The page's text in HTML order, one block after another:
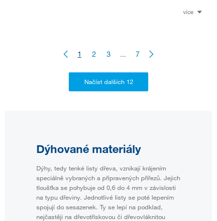
více
1 2 3 ... 7
Dýhované materiály
Dýhy, tedy tenké listy dřeva, vznikají krájením
speciálně vybraných a připravených přířezů. Jejich
tloušťka se pohybuje od 0,6 do 4 mm v závislosti
na typu dřeviny. Jednotlivé listy se poté lepením
spojují do sesazenek. Ty se lepí na podklad,
nejčastěji na dřevotřískovou či dřevovláknitou